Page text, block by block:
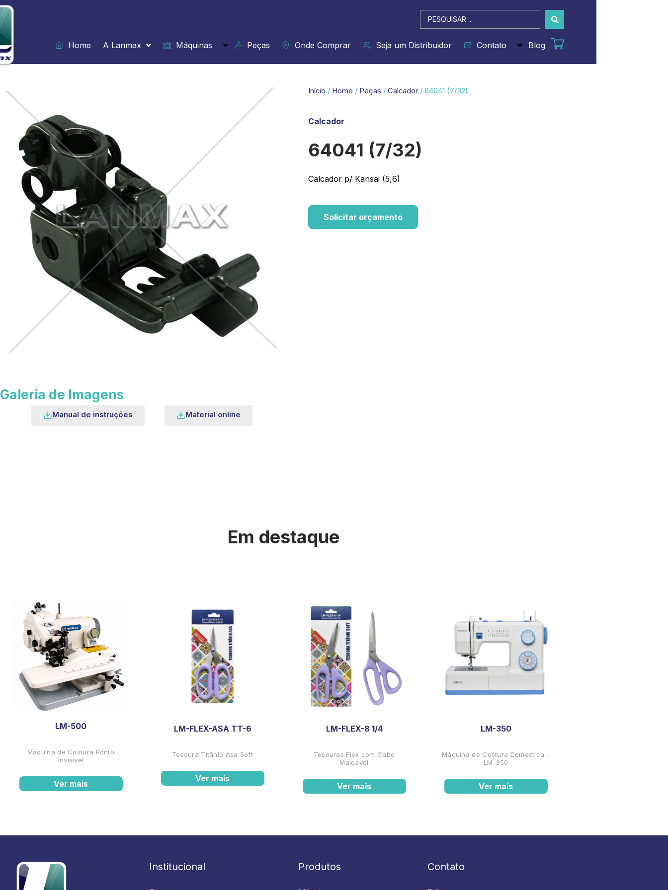
Ir
para
o
conteúdo
Pesquisar
...
Home
A Lanmax Máquinas Peças Onde Comprar Seja um Distribuidor Contato Blog
Galeria de Imagens
Manual de instruções Material online
Início / Home / Peças / Calcador / 64041 (7/32)
Calcador
64041 (7/32)
Calcador p/ Kansai (5,6)
Solicitar orçamento
Em destaque
LM-500
Máquina de Costura Ponto
Invisível
Ver mais
LM-FLEX-ASA TT-6
Tesoura Titânio Asa Soft
Ver mais
LM-FLEX-8 1/4
Tesouras Flex com Cabo
Maleável
Ver mais
LM-350
Máquina de Costura Doméstica -
LM-350
Ver mais
Institucional Produtos Contato